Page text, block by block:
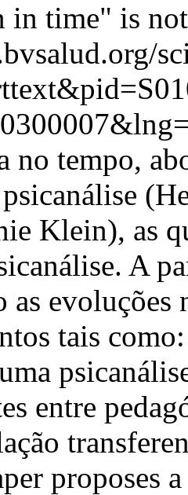
in time" is
no tempo,
Klein), as
A
as
tais
entre
proposes